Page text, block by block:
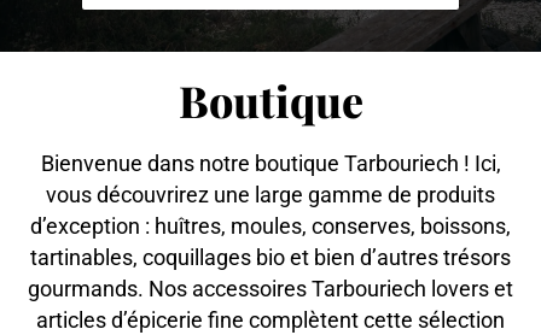
Boutique
Bienvenue dans notre boutique Tarbouriech ! Ici,
vous découvrirez une large gamme de produits
d’exception : huîtres, moules, conserves, boissons,
tartinables, coquillages bio et bien d’autres trésors
gourmands. Nos accessoires Tarbouriech lovers et
articles d’épicerie fine complètent cette sélection